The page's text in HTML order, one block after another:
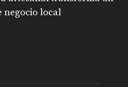
negocio local